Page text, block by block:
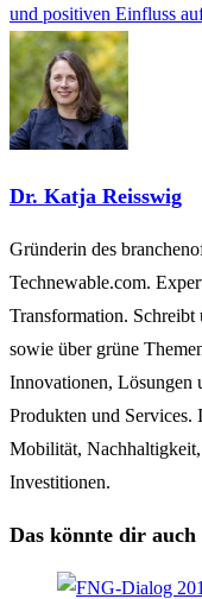
und positiven Einfluss
Dr. Katja Reisswig
Gründerin des
Technewable.com.
Transformation.
sowie über grüne
Innovationen, Lösungen
Produkten und Services.
Mobilität,
Investitionen.
Das könnte dir auch